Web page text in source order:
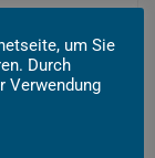
um Sie
Durch
Verwendung